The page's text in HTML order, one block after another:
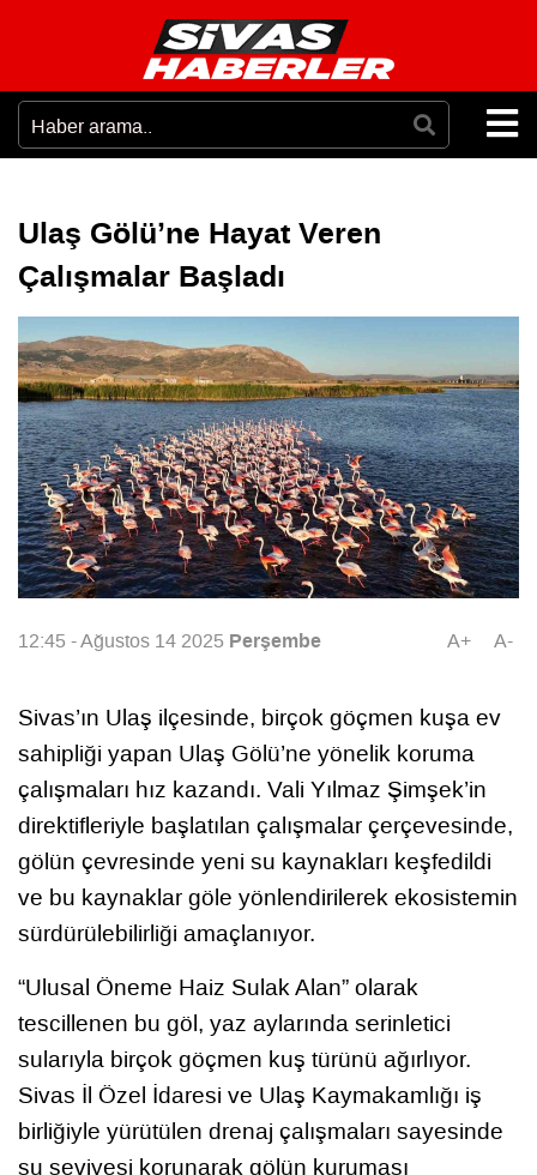
Ulaş Gölü’ne Hayat Veren
Çalışmalar Başladı
12:45 - Ağustos 14 2025 Perşembe A+ A-
Sivas’ın Ulaş ilçesinde, birçok göçmen kuşa ev
sahipliği yapan Ulaş Gölü’ne yönelik koruma
çalışmaları hız kazandı. Vali Yılmaz Şimşek’in
direktifleriyle başlatılan çalışmalar çerçevesinde,
gölün çevresinde yeni su kaynakları keşfedildi
ve bu kaynaklar göle yönlendirilerek ekosistemin
sürdürülebilirliği amaçlanıyor.
“Ulusal Öneme Haiz Sulak Alan” olarak
tescillenen bu göl, yaz aylarında serinletici
sularıyla birçok göçmen kuş türünü ağırlıyor.
Sivas İl Özel İdaresi ve Ulaş Kaymakamlığı iş
birliğiyle yürütülen drenaj çalışmaları sayesinde
su seviyesi korunarak gölün kuruması